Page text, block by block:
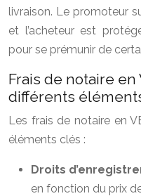
livraison. Le promoteur
et l’acheteur est
pour se prémunir de
Frais de notaire en
différents
Les frais de notaire en
éléments clés :
Droits
en fonction du prix